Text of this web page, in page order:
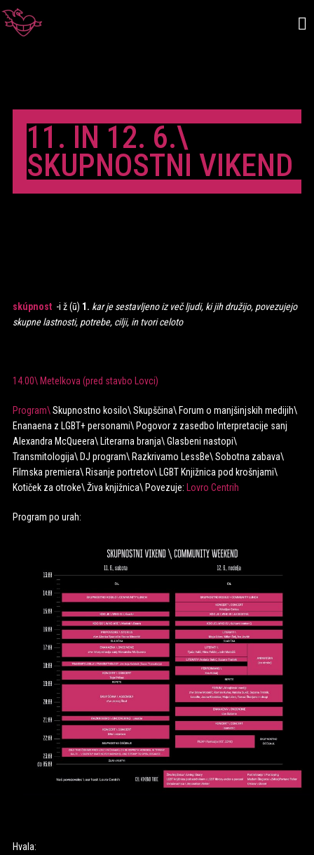
11. IN 12. 6.\
SKUPNOSTNI VIKEND
skúpnost-i ž (ū) 1. kar je sestavljeno iz več ljudi, ki jih družijo, povezujejo
skupne lastnosti, potrebe, cilji, in tvori celoto
14.00\ Metelkova (pred stavbo Lovci)
Program\Skupnostno kosilo\ Skupščina\ Forum o manjšinjskih medijih\
Enanaena z LGBT+ personami\ Pogovor z zasedbo Interpretacije sanj
Alexandra McQueera\ Literarna branja\ Glasbeni nastopi\
Transmitologija\ DJ program\ Razkrivamo LessBe\ Sobotna zabava\
Filmska premiera\ Risanje portretov\ LGBT Knjižnica pod krošnjami\
Kotiček za otroke\ Živa knjižnica\ Povezuje:
Lovro Centrih
Program po urah:
Hvala: